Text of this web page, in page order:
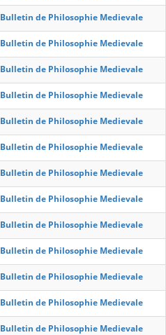
Bulletin de Philosophie Medievale
Bulletin de Philosophie Medievale
Bulletin de Philosophie Medievale
Bulletin de Philosophie Medievale
Bulletin de Philosophie Medievale
Bulletin de Philosophie Medievale
Bulletin de Philosophie Medievale
Bulletin de Philosophie Medievale
Bulletin de Philosophie Medievale
Bulletin de Philosophie Medievale
Bulletin de Philosophie Medievale
Bulletin de Philosophie Medievale
Bulletin de Philosophie Medievale